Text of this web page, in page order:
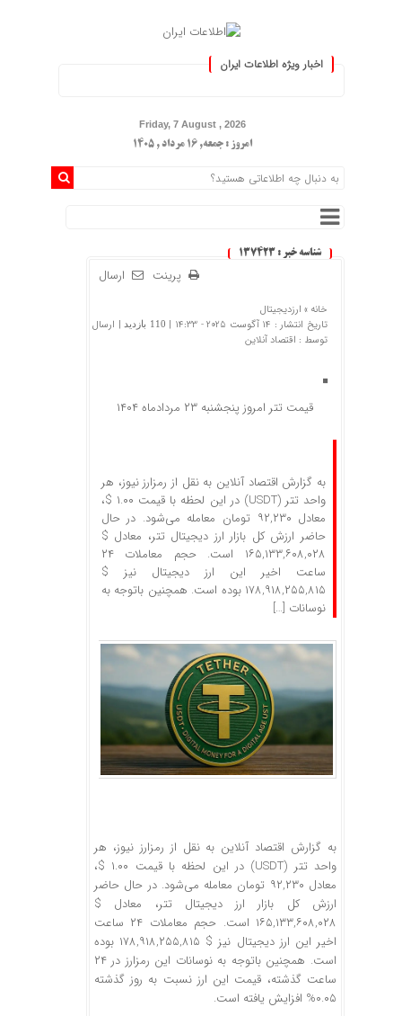
اخبار ویژه اطلاعات ایران
Friday, 7 August , 2026
امروز : جمعه, ۱۶ مرداد , ۱۴۰۵
شناسه خبر : 137423
ارسال پرینت
خانه » ارزدیجیتال
تاریخ انتشار : 14 آگوست 2025 - 14:33 |
110 بازدید
| ارسال
توسط : اقتصاد آنلاین
قیمت تتر امروز پنجشنبه ۲۳ مردادماه ۱۴۰۴
به گزارش اقتصاد آنلاین به نقل از رمزارز نیوز، هر
واحد تتر (USDT) در این لحظه با قیمت ۱.۰۰ $،
معادل ۹۲,۲۳۰ تومان معامله می‌شود. در حال
حاضر ارزش کل بازار ارز دیجیتال تتر، معادل $
۱۶۵,۱۳۳,۶۰۸,۰۲۸ است. حجم معاملات ۲۴
ساعت اخیر این ارز دیجیتال نیز $
۱۷۸,۹۱۸,۲۵۵,۸۱۵ بوده است. همچنین باتوجه به
نوسانات […]
به گزارش اقتصاد آنلاین به نقل از رمزارز نیوز، هر
واحد تتر (USDT) در این لحظه با قیمت ۱.۰۰ $،
معادل ۹۲,۲۳۰ تومان معامله می‌شود. در حال حاضر
ارزش کل بازار ارز دیجیتال تتر، معادل $
۱۶۵,۱۳۳,۶۰۸,۰۲۸ است. حجم معاملات ۲۴ ساعت
اخیر این ارز دیجیتال نیز $ ۱۷۸,۹۱۸,۲۵۵,۸۱۵ بوده
است. همچنین باتوجه به نوسانات این رمزارز در ۲۴
ساعت گذشته، قیمت این ارز نسبت به روز گذشته
۰.۰۵% افزایش یافته است.